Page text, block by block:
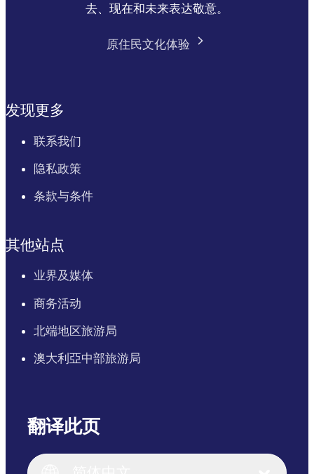
去、现在和未来表达敬意。
原住民文化体验
发现更多
联系我们
隐私政策
条款与条件
其他站点
业界及媒体
商务活动
北端地区旅游局
澳大利亞中部旅游局
翻译此页